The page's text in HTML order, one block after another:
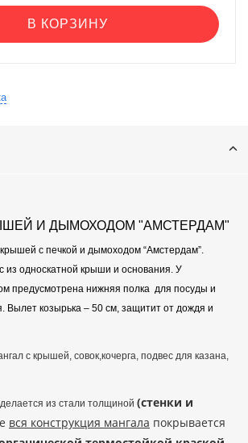
В КОРЗИНУ
И ДЫМОХОДОМ "АМСТЕРДАМ"
с печкой и дымоходом “Амстердам”.
из односкатной крыши и основания. У
предусмотрена нижняя полка для посуды и
Вылет козырька – 50 см, защитит от дождя и
с крышей, совок,кочерга, подвес для казана,
из стали толщиной (стенки и
вся конструкция мангала покрывается